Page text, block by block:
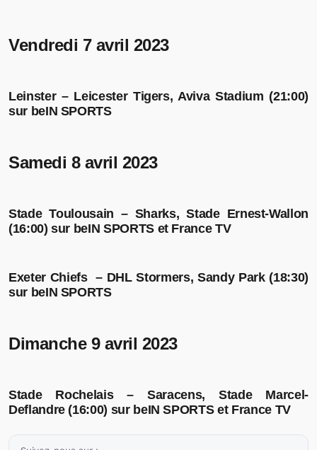
Vendredi 7 avril 2023
Leinster – Leicester Tigers, Aviva Stadium (21:00)
sur beIN SPORTS
Samedi 8 avril 2023
Stade Toulousain – Sharks, Stade Ernest-Wallon
(16:00) sur beIN SPORTS et France TV
Exeter Chiefs – DHL Stormers, Sandy Park (18:30)
sur beIN SPORTS
Dimanche 9 avril 2023
Stade Rochelais – Saracens, Stade Marcel-
Deflandre (16:00) sur beIN SPORTS et France TV